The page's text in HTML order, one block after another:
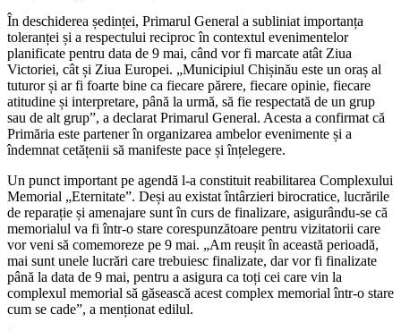
În deschiderea ședinței, Primarul General a subliniat importanța
toleranței și a respectului reciproc în contextul evenimentelor
planificate pentru data de 9 mai, când vor fi marcate atât Ziua
Victoriei, cât și Ziua Europei. „Municipiul Chișinău este un oraș al
tuturor și ar fi foarte bine ca fiecare părere, fiecare opinie, fiecare
atitudine și interpretare, până la urmă, să fie respectată de un grup
sau de alt grup”, a declarat Primarul General. Acesta a confirmat că
Primăria este partener în organizarea ambelor evenimente și a
îndemnat cetățenii să manifeste pace și înțelegere.
Un punct important pe agendă l-a constituit reabilitarea Complexului
Memorial „Eternitate”. Deși au existat întârzieri birocratice, lucrările
de reparație și amenajare sunt în curs de finalizare, asigurându-se că
memorialul va fi într-o stare corespunzătoare pentru vizitatorii care
vor veni să comemoreze pe 9 mai. „Am reușit în această perioadă,
mai sunt unele lucrări care trebuiesc finalizate, dar vor fi finalizate
până la data de 9 mai, pentru a asigura ca toți cei care vin la
complexul memorial să găsească acest complex memorial într-o stare
cum se cade”, a menționat edilul.